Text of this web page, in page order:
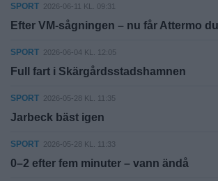
SPORT 2026-06-11 KL. 09:31
Efter VM-sågningen – nu får Attermo
SPORT 2026-06-04 KL. 12:05
Full fart i Skärgårdsstadshamnen
SPORT 2026-05-28 KL. 11:35
Jarbeck bäst igen
SPORT 2026-05-28 KL. 11:33
0–2 efter fem minuter – vann ändå